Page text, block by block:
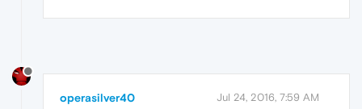
operasilver40 Jul 24, 2016, 7:59 AM